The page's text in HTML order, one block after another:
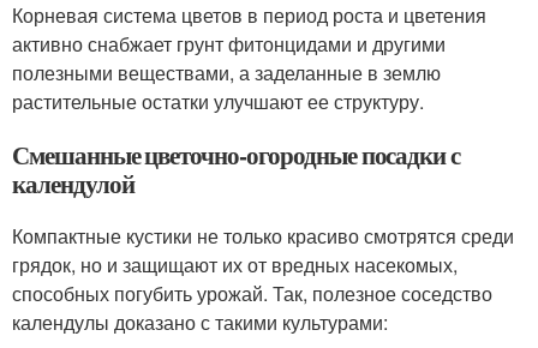
Корневая система цветов в период роста и цветения
активно снабжает грунт фитонцидами и другими
полезными веществами, а заделанные в землю
растительные остатки улучшают ее структуру.
Смешанные цветочно-огородные посадки с
календулой
Компактные кустики не только красиво смотрятся среди
грядок, но и защищают их от вредных насекомых,
способных погубить урожай. Так, полезное соседство
календулы доказано с такими культурами: